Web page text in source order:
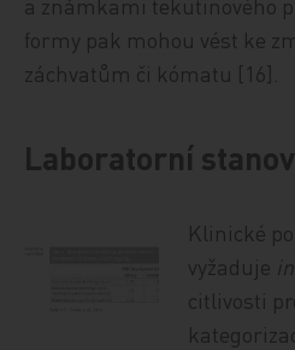
formy pak mohou vést ke
záchvatům či kómatu [16].
Laboratorní
Klinické
vyžaduje
citlivosti